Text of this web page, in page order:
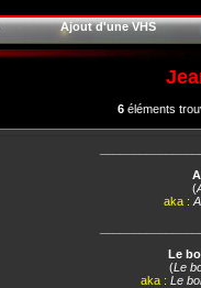
Ajout d'une VHS
6éléments
(
aka :
Le
(Le
aka : Le